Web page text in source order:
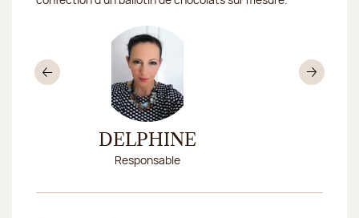
DELPHINE
Responsable
Précédent